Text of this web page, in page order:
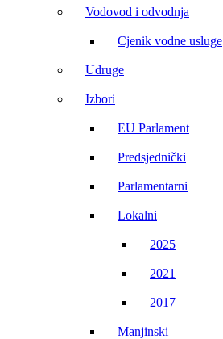
Vodovod i odvodnja
Cjenik vodne usluge
Udruge
Izbori
EU Parlament
Predsjednički
Parlamentarni
Lokalni
2025
2021
2017
Manjinski